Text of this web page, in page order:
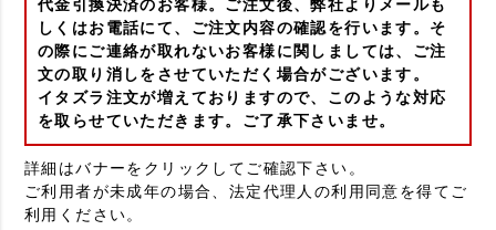
代金引換決済のお客様。ご注文後、弊社よりメールも
しくはお電話にて、ご注文内容の確認を行います。そ
の際にご連絡が取れないお客様に関しましては、ご注
文の取り消しをさせていただく場合がございます。
イタズラ注文が増えておりますので、このような対応
を取らせていただきます。ご了承下さいませ。
詳細はバナーをクリックしてご確認下さい。
ご利用者が未成年の場合、法定代理人の利用同意を得てご
利用ください。